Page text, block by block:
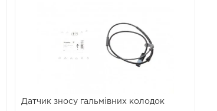
Датчик зносу гальмівних колодок